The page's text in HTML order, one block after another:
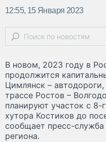
12:55, 15 Января 2023
В новом, 2023 году в
продолжится
Цимлянск –
трассе Ростов –
планируют участок с 8-
хутора Костиков до
сообщает пресс-
региона.